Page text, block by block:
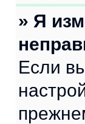
» Я
Если